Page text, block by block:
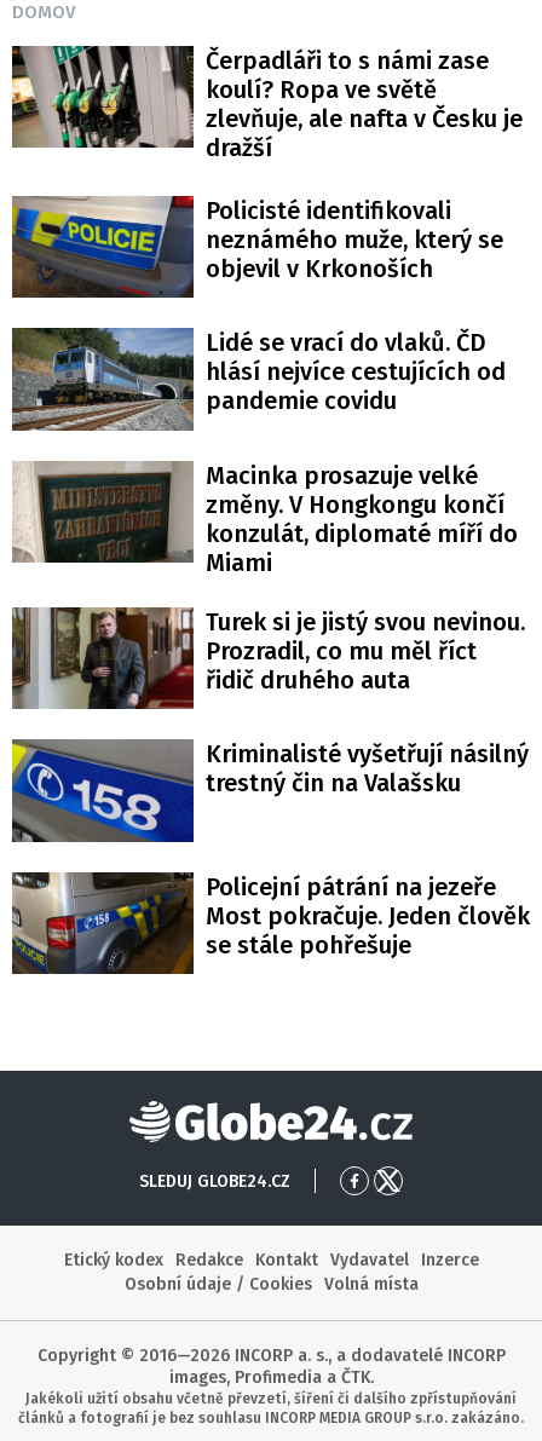
DOMOV
Čerpadláři to s námi zase
koulí? Ropa ve světě
zlevňuje, ale nafta v Česku je
dražší
Policisté identifikovali
neznámého muže, který se
objevil v Krkonoších
Lidé se vrací do vlaků. ČD
hlásí nejvíce cestujících od
pandemie covidu
Macinka prosazuje velké
změny. V Hongkongu končí
konzulát, diplomaté míří do
Miami
Turek si je jistý svou nevinou.
Prozradil, co mu měl říct
řidič druhého auta
Kriminalisté vyšetřují násilný
trestný čin na Valašsku
Policejní pátrání na jezeře
Most pokračuje. Jeden člověk
se stále pohřešuje
Globe24
SLEDUJ GLOBE24.CZ
PřejítPřejít
Etický kodex
Redakce Kontakt Vydavatel
Inzerce
Osobní údaje / Cookies
Volná místa
Copyright © 2016—2026 INCORP a. s., a dodavatelé INCORP
images, Profimedia a ČTK.
Jakékoli užití obsahu včetně převzetí, šíření či dalšího zpřístupňování
článků a fotografií je bez souhlasu INCORP MEDIA GROUP s.r.o. zakázáno.